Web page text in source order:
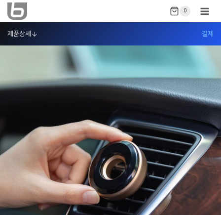
Skip
content
0
제품상세 결제